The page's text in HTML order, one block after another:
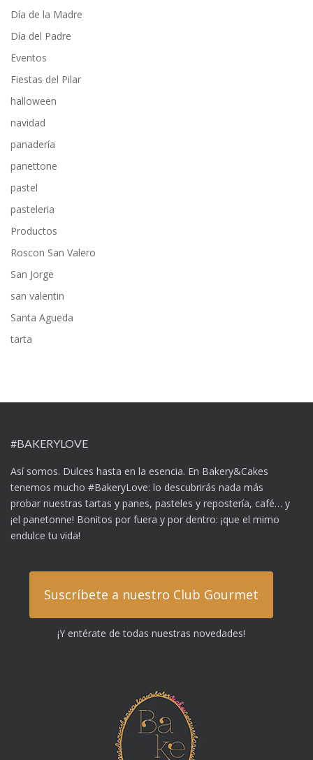
Día de la Madre
Día del Padre
Eventos
Fiestas del Pilar
halloween
navidad
panadería
panettone
pastel
pasteleria
Productos
Roscon San Valero
San Jorge
san valentin
Santa Agueda
tarta
#BAKERYLOVE
Así somos. Dulces hasta en la esencia. En Bakery&Cakes
tenemos mucho #BakeryLove: lo descubrirás nada más
probar nuestras tartas y panes, pasteles y repostería, café… y
¡el panetonne! Bonitos por fuera y por dentro: ¡que el mimo
endulce tu vida!
Suscríbete a nuestro Club Gourmet
¡Y entérate de todas nuestras novedades!